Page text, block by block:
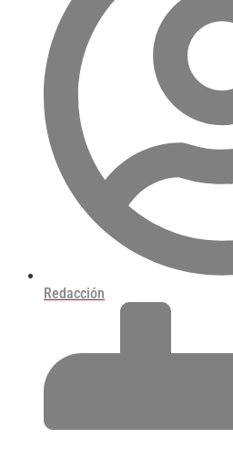
Redacción